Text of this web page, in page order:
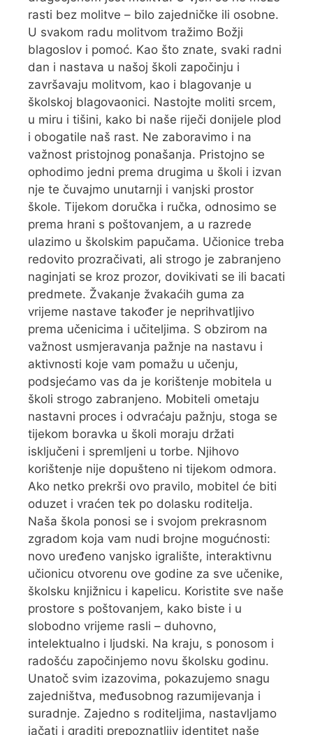
rasti bez molitve – bilo zajedničke ili osobne.
U svakom radu molitvom tražimo Božji
blagoslov i pomoć. Kao što znate, svaki radni
dan i nastava u našoj školi započinju i
završavaju molitvom, kao i blagovanje u
školskoj blagovaonici. Nastojte moliti srcem,
u miru i tišini, kako bi naše riječi donijele plod
i obogatile naš rast. Ne zaboravimo i na
važnost pristojnog ponašanja. Pristojno se
ophodimo jedni prema drugima u školi i izvan
nje te čuvajmo unutarnji i vanjski prostor
škole. Tijekom doručka i ručka, odnosimo se
prema hrani s poštovanjem, a u razrede
ulazimo u školskim papučama. Učionice treba
redovito prozračivati, ali strogo je zabranjeno
naginjati se kroz prozor, dovikivati se ili bacati
predmete. Žvakanje žvakaćih guma za
vrijeme nastave također je neprihvatljivo
prema učenicima i učiteljima. S obzirom na
važnost usmjeravanja pažnje na nastavu i
aktivnosti koje vam pomažu u učenju,
podsjećamo vas da je korištenje mobitela u
školi strogo zabranjeno. Mobiteli ometaju
nastavni proces i odvraćaju pažnju, stoga se
tijekom boravka u školi moraju držati
isključeni i spremljeni u torbe. Njihovo
korištenje nije dopušteno ni tijekom odmora.
Ako netko prekrši ovo pravilo, mobitel će biti
oduzet i vraćen tek po dolasku roditelja.
Naša škola ponosi se i svojom prekrasnom
zgradom koja vam nudi brojne mogućnosti:
novo uređeno vanjsko igralište, interaktivnu
učionicu otvorenu ove godine za sve učenike,
školsku knjižnicu i kapelicu. Koristite sve naše
prostore s poštovanjem, kako biste i u
slobodno vrijeme rasli – duhovno,
intelektualno i ljudski. Na kraju, s ponosom i
radošću započinjemo novu školsku godinu.
Unatoč svim izazovima, pokazujemo snagu
zajedništva, međusobnog razumijevanja i
suradnje. Zajedno s roditeljima, nastavljamo
jačati i graditi prepoznatljiv identitet naše